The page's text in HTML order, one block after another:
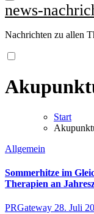
news-
Nachrichten zu allen
Start
Allgemein
Sommerhitze im
Therapien an
PRGateway 28. Juli